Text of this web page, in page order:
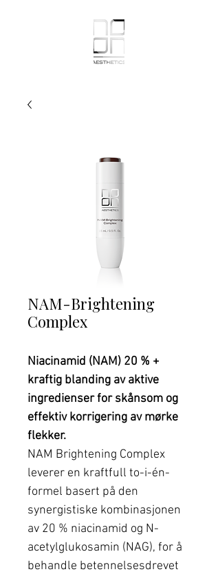
NAM-Brightening
Complex
Niacinamid (NAM) 20 % +
kraftig blanding av aktive
ingredienser for skånsom og
effektiv korrigering av mørke
flekker.
NAM Brightening Complex
leverer en kraftfull to-i-én-
formel basert på den
synergistiske kombinasjonen
av 20 % niacinamid og N-
acetylglukosamin (NAG), for å
behandle betennelsesdrevet